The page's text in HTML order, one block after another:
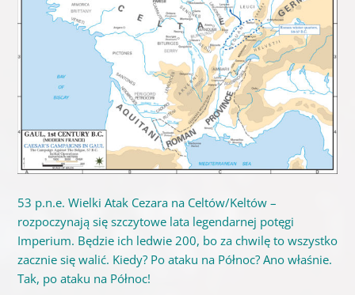
53 p.n.e. Wielki Atak Cezara na Celtów/Keltów –
rozpoczynają się szczytowe lata legendarnej potęgi
Imperium. Będzie ich ledwie 200, bo za chwilę to wszystko
zacznie się walić. Kiedy? Po ataku na Północ? Ano właśnie.
Tak, po ataku na Północ!